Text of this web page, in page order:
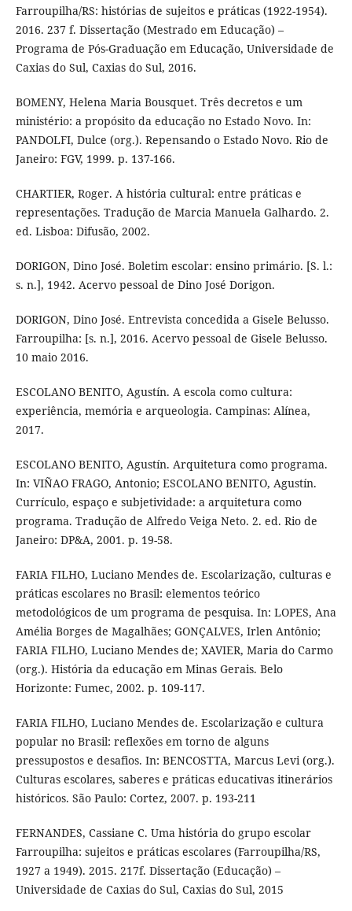
Farroupilha/RS: histórias de sujeitos e práticas (1922-1954).
2016. 237 f. Dissertação (Mestrado em Educação) –
Programa de Pós-Graduação em Educação, Universidade de
Caxias do Sul, Caxias do Sul, 2016.
BOMENY, Helena Maria Bousquet. Três decretos e um
ministério: a propósito da educação no Estado Novo. In:
PANDOLFI, Dulce (org.). Repensando o Estado Novo. Rio de
Janeiro: FGV, 1999. p. 137-166.
CHARTIER, Roger. A história cultural: entre práticas e
representações. Tradução de Marcia Manuela Galhardo. 2.
ed. Lisboa: Difusão, 2002.
DORIGON, Dino José. Boletim escolar: ensino primário. [S. l.:
s. n.], 1942. Acervo pessoal de Dino José Dorigon.
DORIGON, Dino José. Entrevista concedida a Gisele Belusso.
Farroupilha: [s. n.], 2016. Acervo pessoal de Gisele Belusso.
10 maio 2016.
ESCOLANO BENITO, Agustín. A escola como cultura:
experiência, memória e arqueologia. Campinas: Alínea,
2017.
ESCOLANO BENITO, Agustín. Arquitetura como programa.
In: VIÑAO FRAGO, Antonio; ESCOLANO BENITO, Agustín.
Currículo, espaço e subjetividade: a arquitetura como
programa. Tradução de Alfredo Veiga Neto. 2. ed. Rio de
Janeiro: DP&A, 2001. p. 19-58.
FARIA FILHO, Luciano Mendes de. Escolarização, culturas e
práticas escolares no Brasil: elementos teórico
metodológicos de um programa de pesquisa. In: LOPES, Ana
Amélia Borges de Magalhães; GONÇALVES, Irlen Antônio;
FARIA FILHO, Luciano Mendes de; XAVIER, Maria do Carmo
(org.). História da educação em Minas Gerais. Belo
Horizonte: Fumec, 2002. p. 109-117.
FARIA FILHO, Luciano Mendes de. Escolarização e cultura
popular no Brasil: reflexões em torno de alguns
pressupostos e desafios. In: BENCOSTTA, Marcus Levi (org.).
Culturas escolares, saberes e práticas educativas itinerários
históricos. São Paulo: Cortez, 2007. p. 193-211
FERNANDES, Cassiane C. Uma história do grupo escolar
Farroupilha: sujeitos e práticas escolares (Farroupilha/RS,
1927 a 1949). 2015. 217f. Dissertação (Educação) –
Universidade de Caxias do Sul, Caxias do Sul, 2015